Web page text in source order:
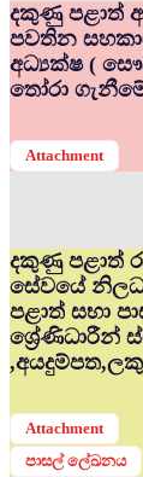
දකුණු පළාත්
පවතින
අධ්‍යක්ෂ (
තෝරා
Attachment
දකුණු පළාත්
සේවයේ
පළාත් සභා
ශ්‍රේණිධාරීන්
Attachment
පාසල් ලේඛනය